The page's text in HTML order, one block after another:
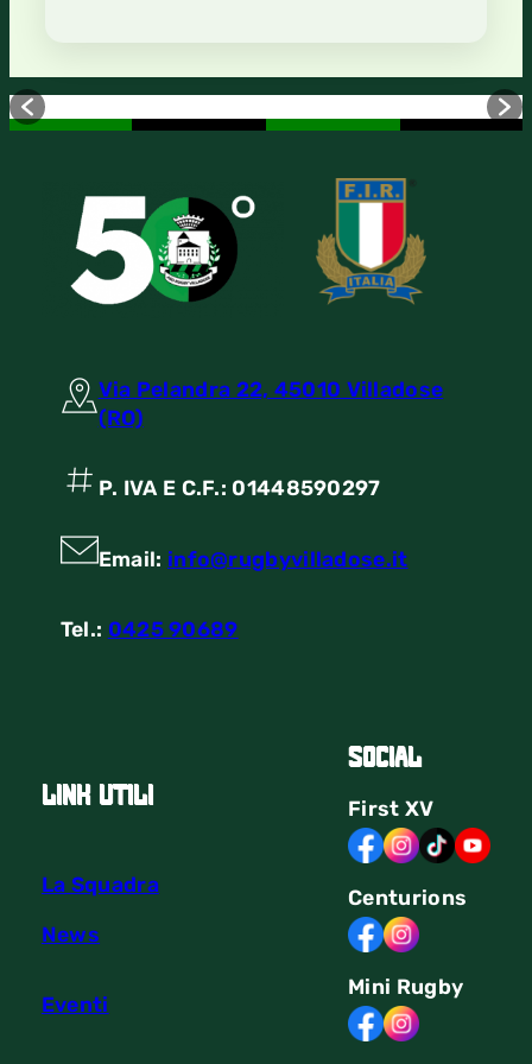
Via Pelandra 22, 45010 Villadose
(RO)
P. IVA E C.F.: 01448590297
Email: info@rugbyvilladose.it
Tel.: 0425 90689
link utili
La Squadra
News
Eventi
Social
First XV
Centurions
Mini Rugby